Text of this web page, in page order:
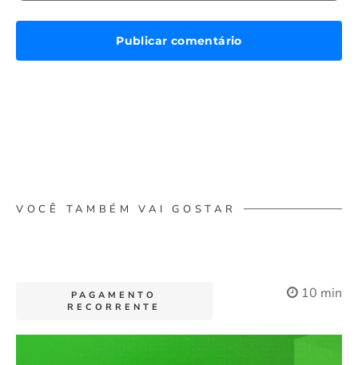
VOCÊ TAMBÉM VAI GOSTAR
PAGAMENTO
RECORRENTE
10 min